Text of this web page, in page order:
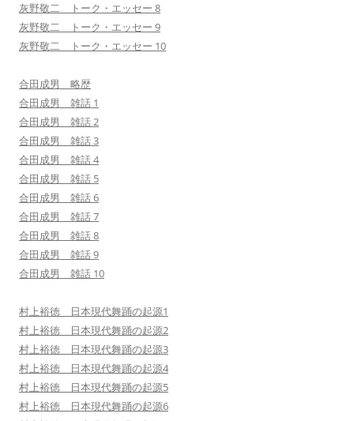
灰野敬二 トーク・エッセー 8
灰野敬二 トーク・エッセー 9
灰野敬二 トーク・エッセー 10
合田成男 略歴
合田成男 雑話 1
合田成男 雑話 2
合田成男 雑話 3
合田成男 雑話 4
合田成男 雑話 5
合田成男 雑話 6
合田成男 雑話 7
合田成男 雑話 8
合田成男 雑話 9
合田成男 雑話 10
村上裕徳 日本現代舞踊の起源1
村上裕徳 日本現代舞踊の起源2
村上裕徳 日本現代舞踊の起源3
村上裕徳 日本現代舞踊の起源4
村上裕徳 日本現代舞踊の起源5
村上裕徳 日本現代舞踊の起源6